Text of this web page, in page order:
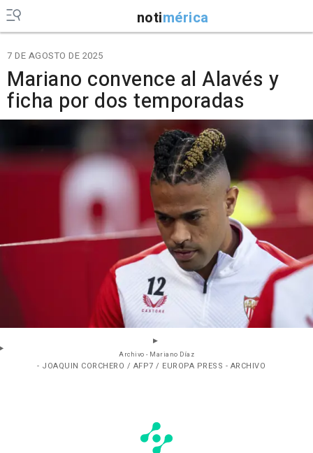
notimérica
7 DE AGOSTO DE 2025
Mariano convence al Alavés y
ficha por dos temporadas
Archivo - Mariano Díaz
- JOAQUIN CORCHERO / AFP7 / EUROPA PRESS - ARCHIVO